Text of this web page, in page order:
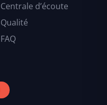
Centrale d’écoute
Qualité
FAQ